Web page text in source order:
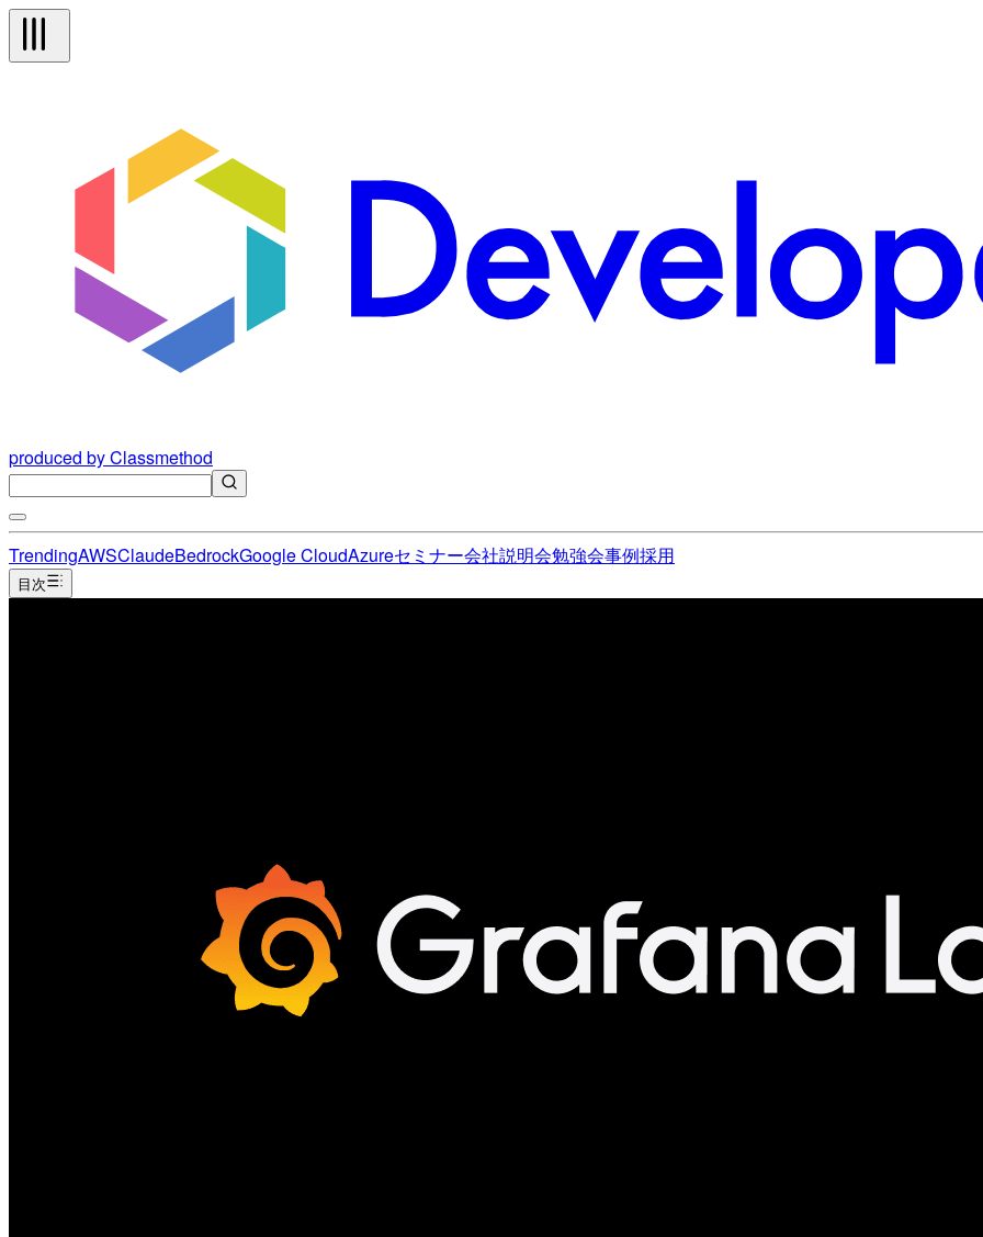
produced by Classmethod
TrendingAWSClaudeBedrockGoogle CloudAzureセミナー会社説明会勉強会事例採用
目次